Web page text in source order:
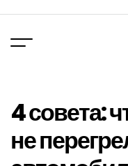
вмісту
4 совета:
не